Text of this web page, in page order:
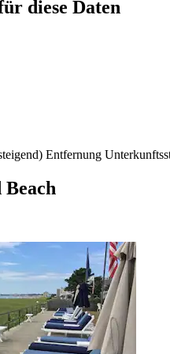
diese Daten
Entfernung